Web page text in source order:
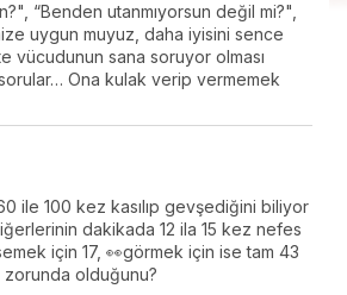
“Benden utanmıyorsun değil mi?",
uygun muyuz, daha iyisini sence
vücudunun sana soruyor olması
Ona kulak verip vermemek
ile 100 kez kasılıp gevşediğini biliyor
dakikada 12 ila 15 kez nefes
için 17, 👀görmek için ise tam 43
zorunda olduğunu?